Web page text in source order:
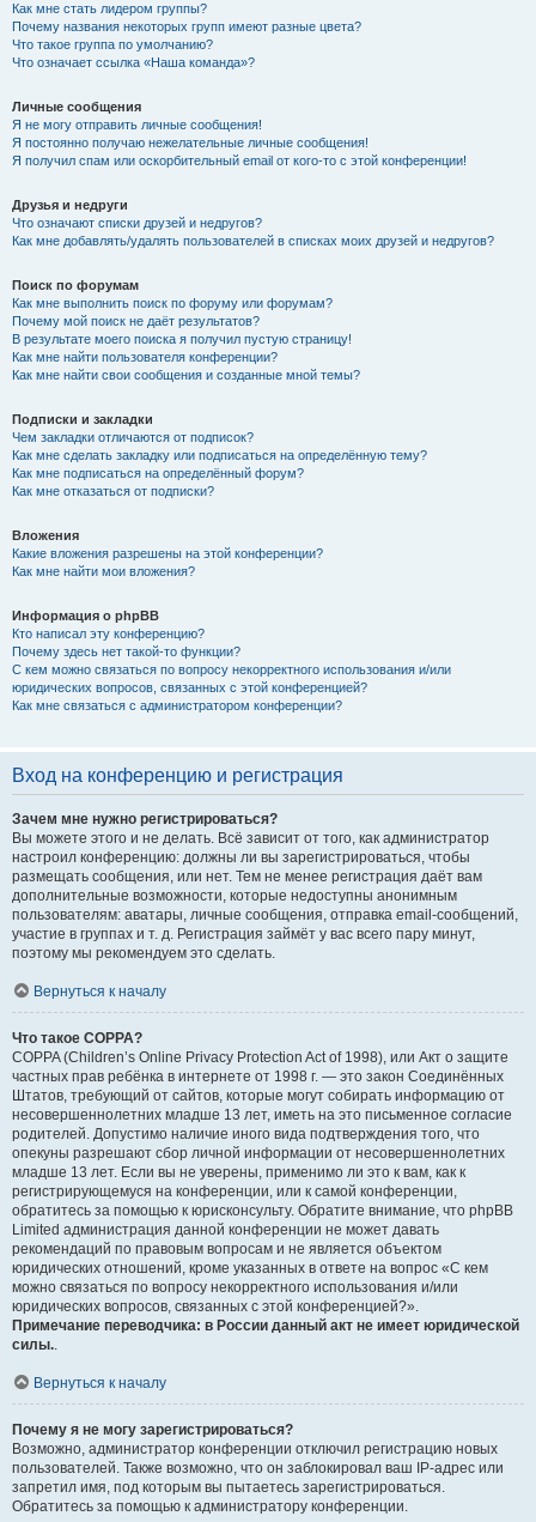
Как мне стать лидером группы?
Почему названия некоторых групп имеют разные цвета?
Что такое группа по умолчанию?
Что означает ссылка «Наша команда»?
Личные сообщения
Я не могу отправить личные сообщения!
Я постоянно получаю нежелательные личные сообщения!
Я получил спам или оскорбительный email от кого-то с этой конференции!
Друзья и недруги
Что означают списки друзей и недругов?
Как мне добавлять/удалять пользователей в списках моих друзей и недругов?
Поиск по форумам
Как мне выполнить поиск по форуму или форумам?
Почему мой поиск не даёт результатов?
В результате моего поиска я получил пустую страницу!
Как мне найти пользователя конференции?
Как мне найти свои сообщения и созданные мной темы?
Подписки и закладки
Чем закладки отличаются от подписок?
Как мне сделать закладку или подписаться на определённую тему?
Как мне подписаться на определённый форум?
Как мне отказаться от подписки?
Вложения
Какие вложения разрешены на этой конференции?
Как мне найти мои вложения?
Информация о phpBB
Кто написал эту конференцию?
Почему здесь нет такой-то функции?
С кем можно связаться по вопросу некорректного использования и/или
юридических вопросов, связанных с этой конференцией?
Как мне связаться с администратором конференции?
Вход на конференцию и регистрация
Зачем мне нужно регистрироваться?
Вы можете этого и не делать. Всё зависит от того, как администратор
настроил конференцию: должны ли вы зарегистрироваться, чтобы
размещать сообщения, или нет. Тем не менее регистрация даёт вам
дополнительные возможности, которые недоступны анонимным
пользователям: аватары, личные сообщения, отправка email-сообщений,
участие в группах и т. д. Регистрация займёт у вас всего пару минут,
поэтому мы рекомендуем это сделать.
Вернуться к началу
Что такое COPPA?
COPPA (Children’s Online Privacy Protection Act of 1998), или Акт о защите
частных прав ребёнка в интернете от 1998 г. — это закон Соединённых
Штатов, требующий от сайтов, которые могут собирать информацию от
несовершеннолетних младше 13 лет, иметь на это письменное согласие
родителей. Допустимо наличие иного вида подтверждения того, что
опекуны разрешают сбор личной информации от несовершеннолетних
младше 13 лет. Если вы не уверены, применимо ли это к вам, как к
регистрирующемуся на конференции, или к самой конференции,
обратитесь за помощью к юрисконсульту. Обратите внимание, что phpBB
Limited администрация данной конференции не может давать
рекомендаций по правовым вопросам и не является объектом
юридических отношений, кроме указанных в ответе на вопрос «С кем
можно связаться по вопросу некорректного использования и/или
юридических вопросов, связанных с этой конференцией?».
Примечание переводчика: в России данный акт не имеет юридической
силы..
Вернуться к началу
Почему я не могу зарегистрироваться?
Возможно, администратор конференции отключил регистрацию новых
пользователей. Также возможно, что он заблокировал ваш IP-адрес или
запретил имя, под которым вы пытаетесь зарегистрироваться.
Обратитесь за помощью к администратору конференции.